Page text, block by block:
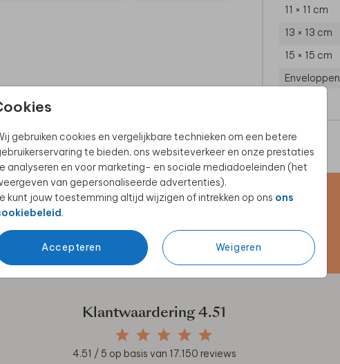
gebruiken cookies en vergelijkbare technieken om een betere
te bieden, ons websiteverkeer en onze prestaties
analyseren en voor marketing- en sociale mediadoeleinden (het
van gepersonaliseerde advertenties).
kunt jouw toestemming altijd wijzigen of intrekken op ons ons
.
Accepteren Weigeren
11 × 11 cm
13 × 13 cm
15 × 15 cm
Enveloppen
samenwerkingen!
Klantwaardering4.51
4.51 / 5 op basis van 17.150 reviews